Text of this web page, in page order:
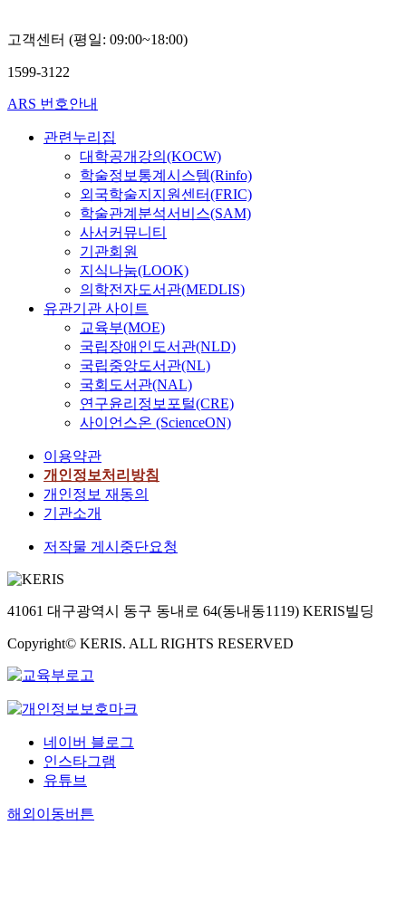
고객센터 (평일: 09:00~18:00)
1599-3122
ARS 번호안내
관련누리집
대학공개강의(KOCW)
학술정보통계시스템(Rinfo)
외국학술지지원센터(FRIC)
학술관계분석서비스(SAM)
사서커뮤니티
기관회원
지식나눔(LOOK)
의학전자도서관(MEDLIS)
유관기관 사이트
교육부(MOE)
국립장애인도서관(NLD)
국립중앙도서관(NL)
국회도서관(NAL)
연구윤리정보포털(CRE)
사이언스온 (ScienceON)
이용약관
개인정보처리방침
개인정보 재동의
기관소개
저작물 게시중단요청
41061 대구광역시 동구 동내로 64(동내동1119) KERIS빌딩
Copyright© KERIS. ALL RIGHTS RESERVED
네이버 블로그
인스타그램
유튜브
해외이동버튼